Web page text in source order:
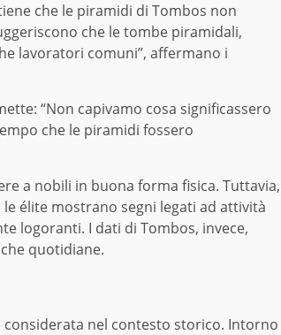
che le piramidi di Tombos non
che le tombe piramidali,
lavoratori comuni”, affermano i
“Non capivamo cosa significassero
che le piramidi fossero
a nobili in buona forma fisica. Tuttavia,
élite mostrano segni legati ad attività
logoranti. I dati di Tombos, invece,
quotidiane.
nel contesto storico. Intorno